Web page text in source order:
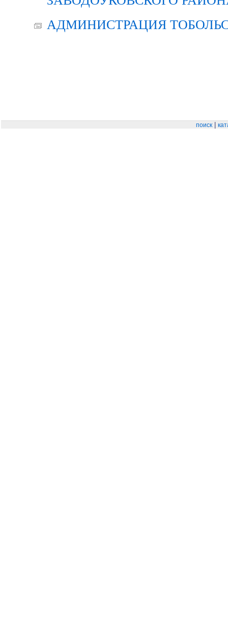
АДМИНИСТРАЦИЯ
поиск